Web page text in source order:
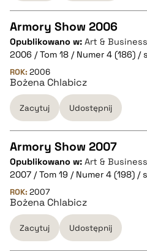
BIBTEX
pobierz cytat
CZYSTY TEKST
pobierz cytat
BIBTEX
pobierz cytat
Armory Show 2006
Opublikowano w: Art &
2006 / Tom 18 / Numer 4 (186) /
ROK: 2006
Bożena Chlabicz
Zacytuj Udostępnij
CZYSTY TEKST
pobierz cytat
BIBTEX
Armory Show 2007
Opublikowano w: Art &
2007 / Tom 19 / Numer 4 (198) /
ROK: 2007
Bożena Chlabicz
Zacytuj Udostępnij